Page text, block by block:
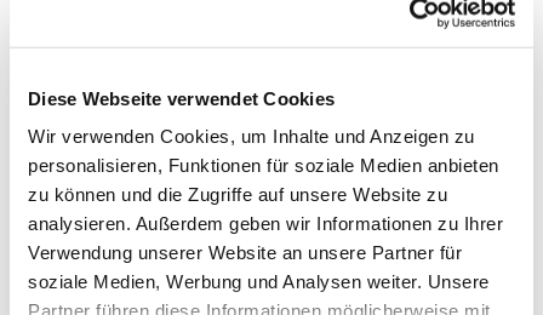
Diese Webseite verwendet Cookies
Wir verwenden Cookies, um Inhalte und Anzeigen zu
personalisieren, Funktionen für soziale Medien anbieten
zu können und die Zugriffe auf unsere Website zu
analysieren. Außerdem geben wir Informationen zu Ihrer
Verwendung unserer Website an unsere Partner für
soziale Medien, Werbung und Analysen weiter. Unsere
Partner führen diese Informationen möglicherweise mit
zum Beispiel. Immer montags leitet die erfahrene
Übungsleiterin sanfte Bewegungen sowie ein
Übungsmatten und andere Hilfsmittel sind
vorhanden.
Bei Fragen können Sie sich gern direkt an Frau
Dellmann wenden. Telefon: 0162 6400755.